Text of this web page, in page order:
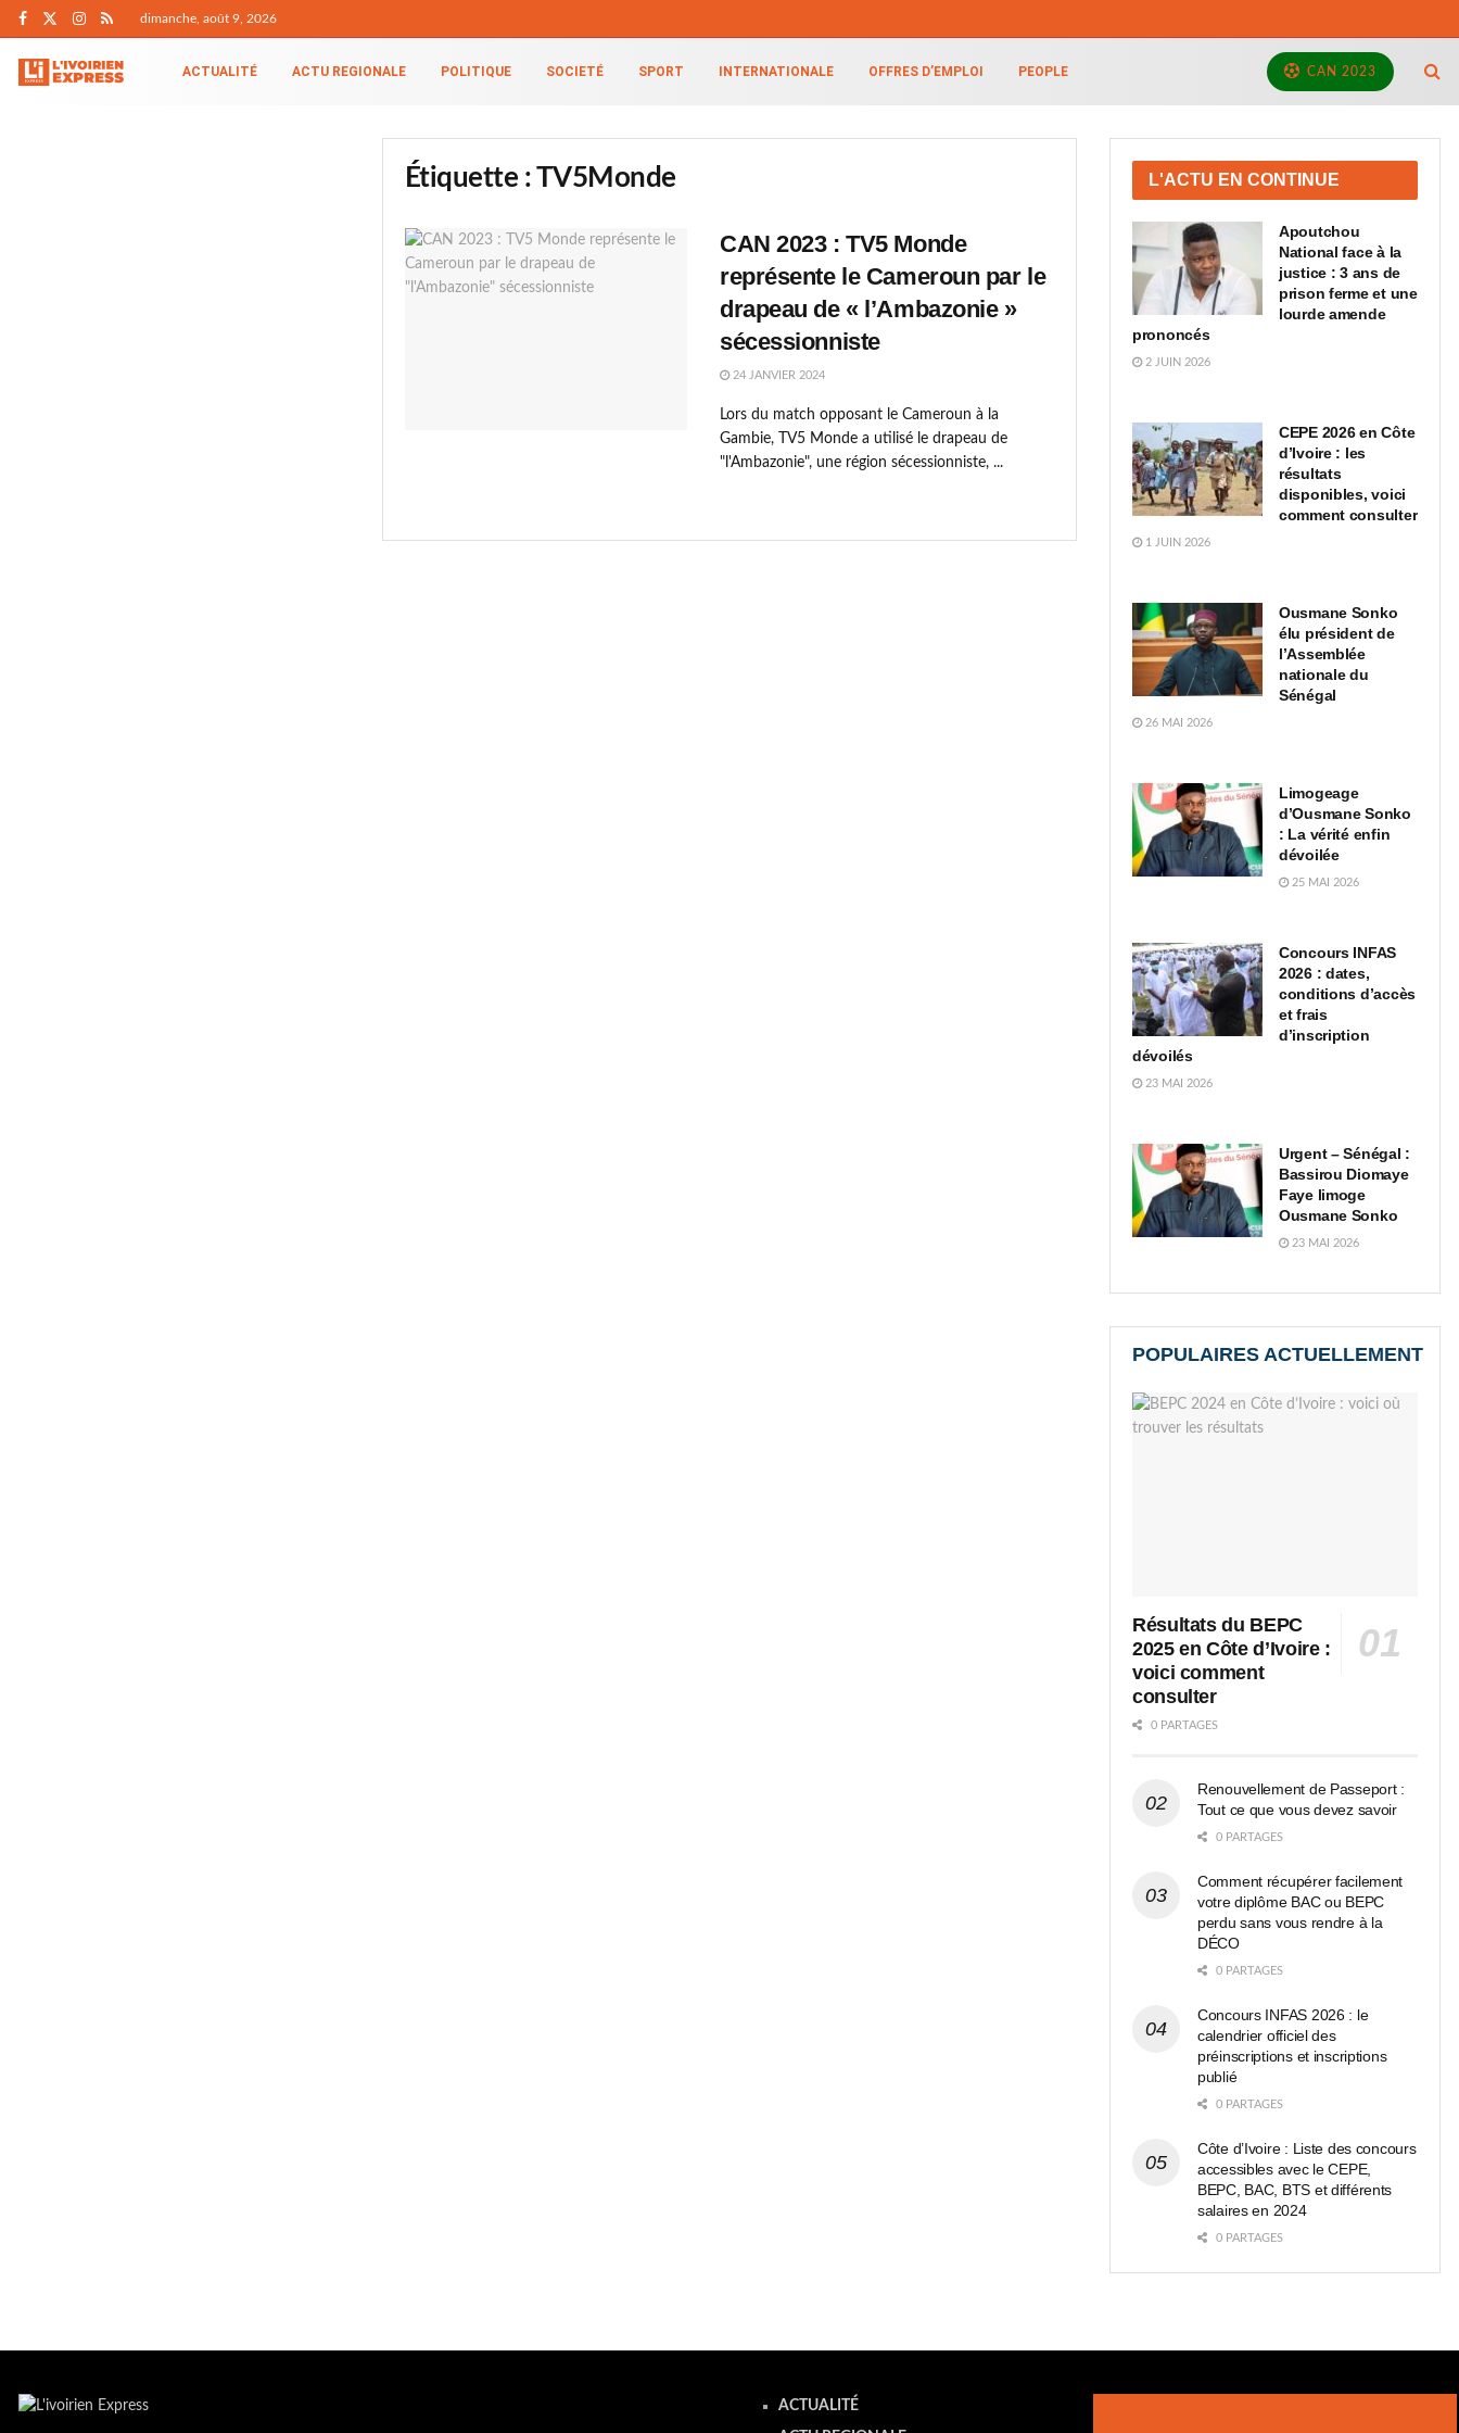
dimanche, août 9, 2026
ACTUALITÉ ACTU REGIONALE POLITIQUE SOCIETÉ SPORT INTERNATIONALE OFFRES D’EMPLOI PEOPLE CAN 2023
Étiquette :TV5Monde
CAN 2023 : TV5 Monde
représente le Cameroun par le
drapeau de « l’Ambazonie »
sécessionniste
24 JANVIER 2024
Lors du match opposant le Cameroun à la
Gambie, TV5 Monde a utilisé le drapeau de
"l'Ambazonie", une région sécessionniste, ...
L'ACTU EN CONTINUE
Apoutchou
National face à la
justice : 3 ans de
prison ferme et une
lourde amende
prononcés
2 JUIN 2026
CEPE 2026 en Côte
d’Ivoire : les
résultats
disponibles, voici
comment consulter
1 JUIN 2026
Ousmane Sonko
élu président de
l’Assemblée
nationale du
Sénégal
26 MAI 2026
Limogeage
d’Ousmane Sonko
: La vérité enfin
dévoilée
25 MAI 2026
Concours INFAS
2026 : dates,
conditions d’accès
et frais
d’inscription
dévoilés
23 MAI 2026
Urgent – Sénégal :
Bassirou Diomaye
Faye limoge
Ousmane Sonko
23 MAI 2026
POPULAIRES ACTUELLEMENT
Résultats du BEPC
2025 en Côte d’Ivoire :
voici comment
consulter
0 PARTAGES
Renouvellement de Passeport :
Tout ce que vous devez savoir
0 PARTAGES
Comment récupérer facilement
votre diplôme BAC ou BEPC
perdu sans vous rendre à la
DÉCO
0 PARTAGES
Concours INFAS 2026 : le
calendrier officiel des
préinscriptions et inscriptions
publié
0 PARTAGES
Côte d’Ivoire : Liste des concours
accessibles avec le CEPE,
BEPC, BAC, BTS et différents
salaires en 2024
0 PARTAGES
ACTUALITÉ